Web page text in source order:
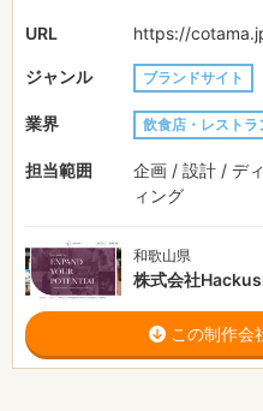
URL https://
ジャンル ブランドサイト
業界 飲食店・レストラ
担当範囲
企画 / 設計 / デ
ィング
和歌山県
株式会社
この制作会